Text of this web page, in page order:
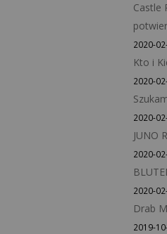
Castle
2020-
Kto i
2020-
2020-
JUNO
2020-
2020-
Drab
2019-